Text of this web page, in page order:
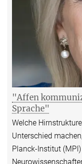
"Affen
Sprache"
Welche
Unterschied
Planck-Institut